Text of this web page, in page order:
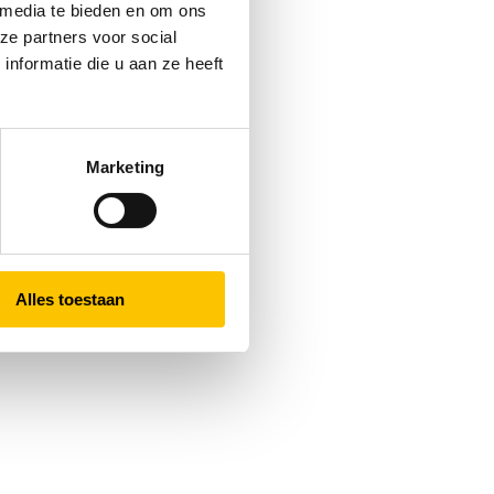
te bieden en om ons
partners voor social
die u aan ze heeft
Marketing
Alles toestaan